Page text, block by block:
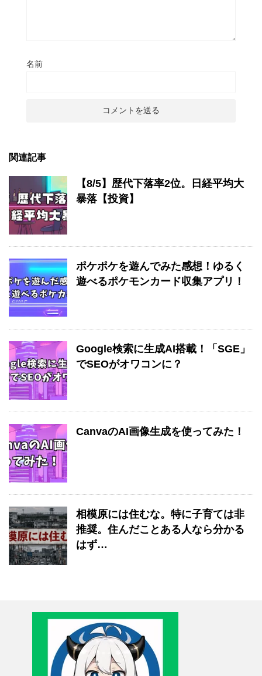
名前
関連記事
【8/5】歴代下落率2位。日経平均大
暴落【投資】
ポケポケを遊んでみた感想！ゆるく
遊べるポケモンカード収集アプリ！
Google検索に生成AI搭載！「SGE」
でSEOがオワコンに？
CanvaのAI画像生成を使ってみた！
相模原には住むな。特に子育ては非
推奨。住んだことある人なら分かる
はず…